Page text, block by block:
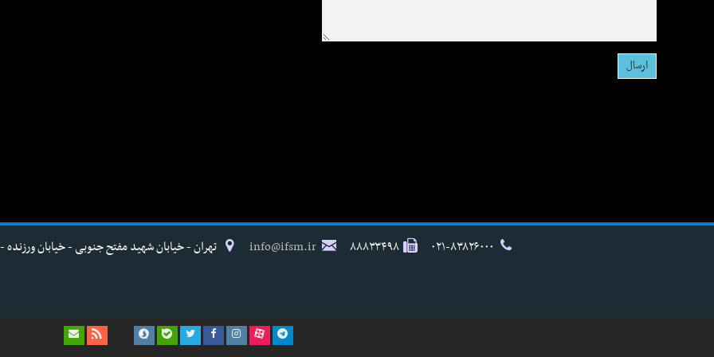
۸۸۸۳۳۴۹۸ info@ifsm.ir تهران - خیابان شهید مفتح جنوبی - خیابان ورزنده - پلاک ۱۷ - فدراسیون